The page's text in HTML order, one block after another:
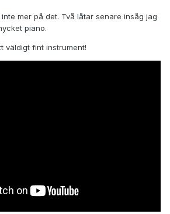
mer på det. Två låtar senare insåg jag
piano.
väldigt fint instrument!